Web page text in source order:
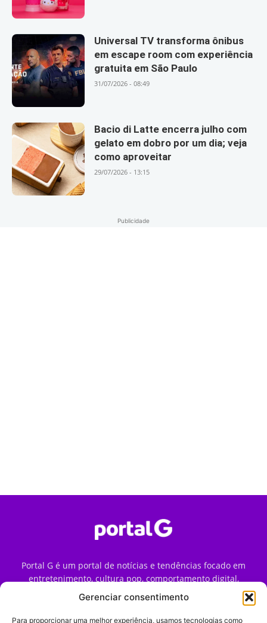
Gerenciar consentimento
Para proporcionar uma melhor experiência, usamos tecnologias como
Universal TV transforma ônibus
em escape room com experiência
gratuita em São Paulo
31/07/2026 - 08:49
Bacio di Latte encerra julho com
gelato em dobro por um dia; veja
como aproveitar
29/07/2026 - 13:15
Publicidade
Portal G é um portal de notícias e tendências focado em
entretenimento, cultura pop, comportamento digital,
streaming, games e iniciativas de marca que impactam a
forma como o público vive e consome internet no Brasil.